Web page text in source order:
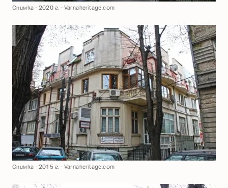
Снимка - 2020 г. - Varnaheritage.com
Снимка - 2015 г. - Varnaheritage.com